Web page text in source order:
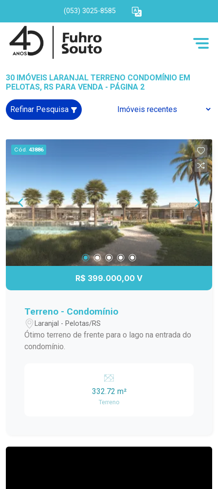
(053) 3025-8585
30 IMÓVEIS LARANJAL TERRENO CONDOMÍNIO EM
PELOTAS, RS PARA VENDA - PÁGINA 2
Refinar Pesquisa
Cód. 43886
R$ 399.000,00 V
Terreno - Condomínio
Laranjal - Pelotas/RS
Ótimo terreno de frente para o lago na entrada do
condomínio.
332.72 m²
Terreno